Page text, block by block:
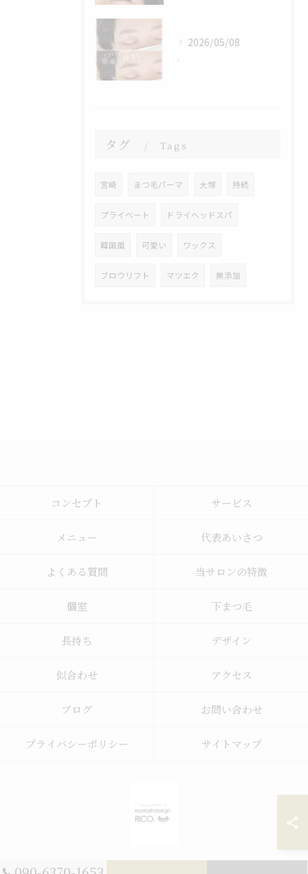
2026/05/08
.
タグ Tags
宮崎 まつ毛パーマ 大塚 持続
プライベート ドライヘッドスパ
韓国風 可愛い ワックス
ブロウリフト マツエク 無添加
コンセプト サービス
メニュー 代表あいさつ
よくある質問 当サロンの特徴
個室 下まつ毛
長持ち デザイン
似合わせ アクセス
ブログ お問い合わせ
プライバシーポリシー サイトマップ